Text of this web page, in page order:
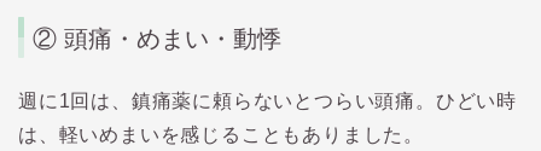
② 頭痛・めまい・動悸
週に1回は、鎮痛薬に頼らないとつらい頭痛。ひどい時
は、軽いめまいを感じることもありました。